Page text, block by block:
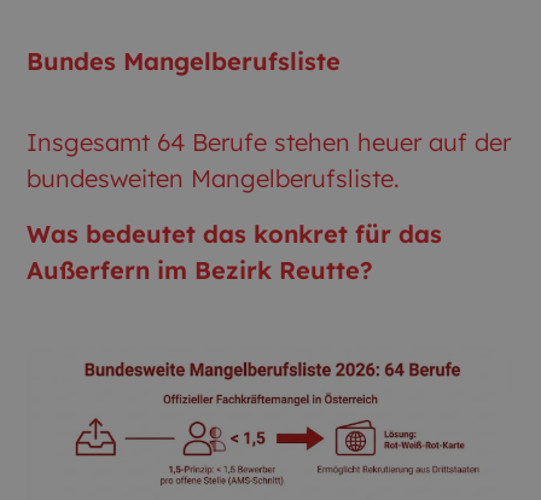
Bundes Mangelberufsliste
Insgesamt 64 Berufe stehen heuer auf der
bundesweiten Mangelberufsliste.
Was bedeutet das konkret für das
Außerfern im Bezirk Reutte?